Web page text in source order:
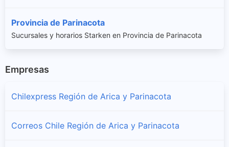
Provincia de Parinacota
Sucursales y horarios Starken en Provincia de Parinacota
Empresas
Chilexpress Región de Arica y Parinacota
Correos Chile Región de Arica y Parinacota